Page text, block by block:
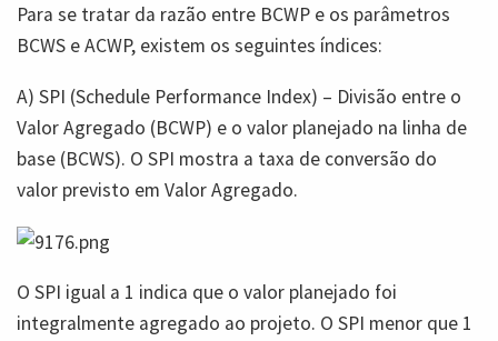
Para se tratar da razão entre BCWP e os parâmetros
BCWS e ACWP, existem os seguintes índices:
A) SPI (Schedule Performance Index) – Divisão entre o
Valor Agregado (BCWP) e o valor planejado na linha de
base (BCWS). O SPI mostra a taxa de conversão do
valor previsto em Valor Agregado.
O SPI igual a 1 indica que o valor planejado foi
integralmente agregado ao projeto. O SPI menor que 1